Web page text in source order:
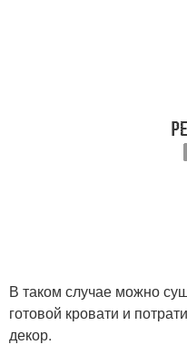
В таком случае можно
готовой кровати и
декор.